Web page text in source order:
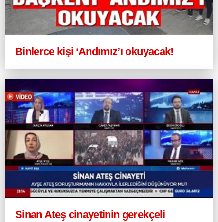
Binlerce kişi ‘Andımız’ı okuyacak!
Sinan Ateş cinayetinin gerekçeli